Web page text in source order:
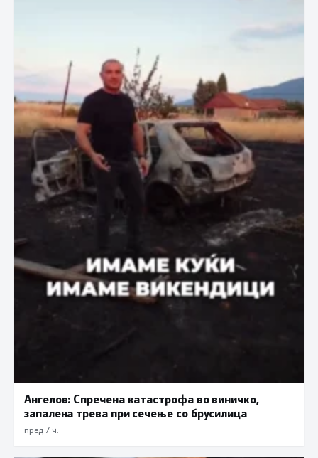
Ангелов: Спречена катастрофа во виничко,
запалена трева при сечење со брусилица
пред 7 ч.